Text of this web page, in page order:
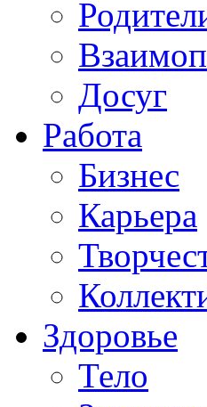
Досуг
Работа
Бизнес
Карьера
Здоровье
Тело